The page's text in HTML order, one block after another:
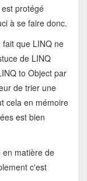
protégé
à se faire donc.
que LINQ ne
de LINQ
to Object par
de trier une
cela en mémoire
est bien
en matière de
c'est